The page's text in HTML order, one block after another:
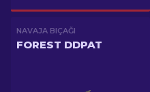
NAVAJA BIÇAĞI
FOREST DDPAT